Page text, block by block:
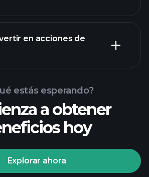
Playtrade
en acciones de
estás esperando?
a obtener
hoy
Explorar ahora